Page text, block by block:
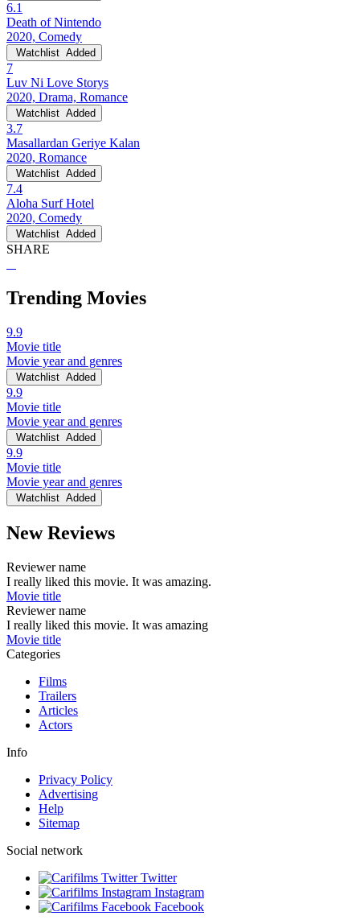
6.1
Death of Nintendo
2020, Comedy
Watchlist Added
7
Luv Ni Love Storys
2020, Drama, Romance
Watchlist Added
3.7
Masallardan Geriye Kalan
2020, Romance
Watchlist Added
7.4
Aloha Surf Hotel
2020, Comedy
Watchlist Added
SHARE
Trending Movies
9.9
Movie title
Movie year and genres
Watchlist Added
9.9
Movie title
Movie year and genres
Watchlist Added
9.9
Movie title
Movie year and genres
Watchlist Added
New Reviews
Reviewer name
I really liked this movie. It was amazing.
Movie title
Reviewer name
I really liked this movie. It was amazing
Movie title
Categories
Films
Trailers
Articles
Actors
Info
Privacy Policy
Advertising
Help
Sitemap
Social network
Twitter
Instagram
Facebook